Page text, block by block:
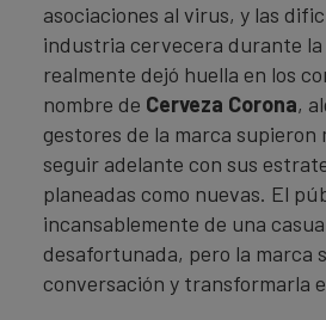
asociaciones al virus, y las
industria cervecera durante la
realmente dejó huella en los
nombre de Cerveza Corona,
gestores de la marca supieron
seguir adelante con sus
planeadas como nuevas. El
incansablemente de una
desafortunada, pero la marca
conversación y transformarla